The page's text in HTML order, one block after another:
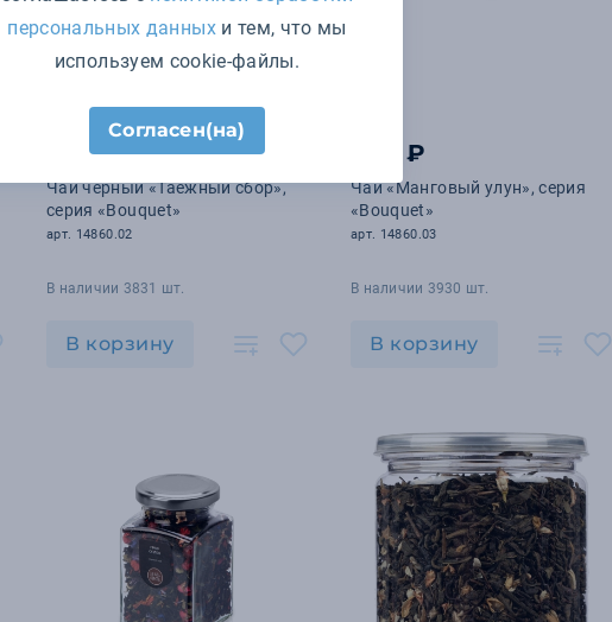
465 ₽
Чай черный «Таежный сбор»,
серия «Bouquet»
арт. 14860.02
В наличии 3831 шт.
В корзину
465 ₽
Чай «Манговый улун», серия
«Bouquet»
арт. 14860.03
В наличии 3930 шт.
В корзину
персональных данныхи тем, что мы
используем cookie-файлы.
Согласен(на)